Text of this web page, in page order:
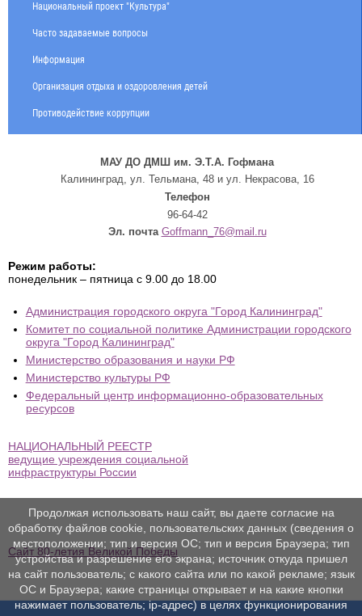
Национальный проект "Культура"
Часто задаваемые вопросы
Информация
Организация отдыха и оздоровления детей
Противодействие коррупции
МАУ ДО ДМШ им. Э.Т.А. Гофмана
Калининград, ул. Тельмана, 48 и ул. Некрасова, 16
Телефон
96-64-42
Эл. почта Goffmann_76@mail.ru
Режим работы:
понедельник – пятница с 9.00 до 18.00
Администрация городского округа "Город Калининград"
Комитет по социальной политике Администрации городского
округа "Город Калининград"
Министерство образования и науки РФ
Министерство культуры РФ
Федеральный центр информационно-образовательных
ресурсов
НАЦИОНАЛЬНЫЙ РЕЕСТР
ведущие учреждения социальной
инфраструктуры России
Сайт 80-летия Великой Победы
Продолжая использовать наш сайт, вы даете согласие на
обработку файлов cookie, пользовательских данных (сведения о
местоположении; тип и версия ОС; тип и версия Браузера; тип
устройства и разрешение его экрана; источник откуда пришел
на сайт пользователь; с какого сайта или по какой рекламе; язык
ОС и Браузера; какие страницы открывает и на какие кнопки
нажимает пользователь; ip-адрес) в целях функционирования